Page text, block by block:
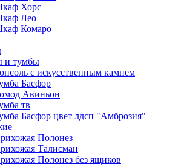
Хорс
Лео
Комаро
и тумбы
с искусственным камнем
Басфор
Авиньон
тв
Басфор цвет лдсп "Амброзия"
Полонез
Талисман
Полонез без ящиков